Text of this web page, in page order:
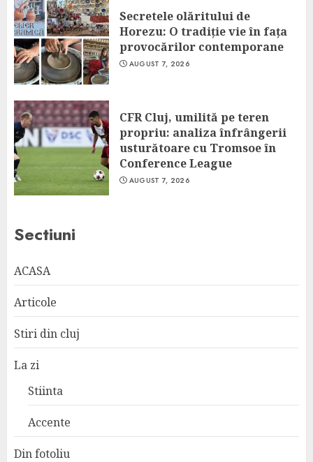
Secretele olăritului de
Horezu: O tradiție vie în fața
provocărilor contemporane
AUGUST 7, 2026
CFR Cluj, umilită pe teren
propriu: analiza înfrângerii
usturătoare cu Tromsoe în
Conference League
AUGUST 7, 2026
Sectiuni
ACASA
Articole
Stiri din cluj
La zi
Stiinta
Accente
Din fotoliu